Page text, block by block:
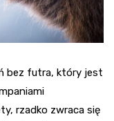
bez futra, który jest
rzadko zwraca się